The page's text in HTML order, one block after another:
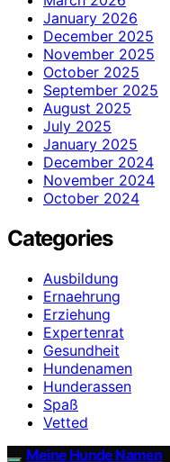
January 2026
December 2025
November 2025
October 2025
September 2025
August 2025
July 2025
January 2025
December 2024
November 2024
October 2024
Categories
Ausbildung
Ernaehrung
Erziehung
Expertenrat
Gesundheit
Hundenamen
Hunderassen
Spaß
Vetted
Meine Hunde Namen